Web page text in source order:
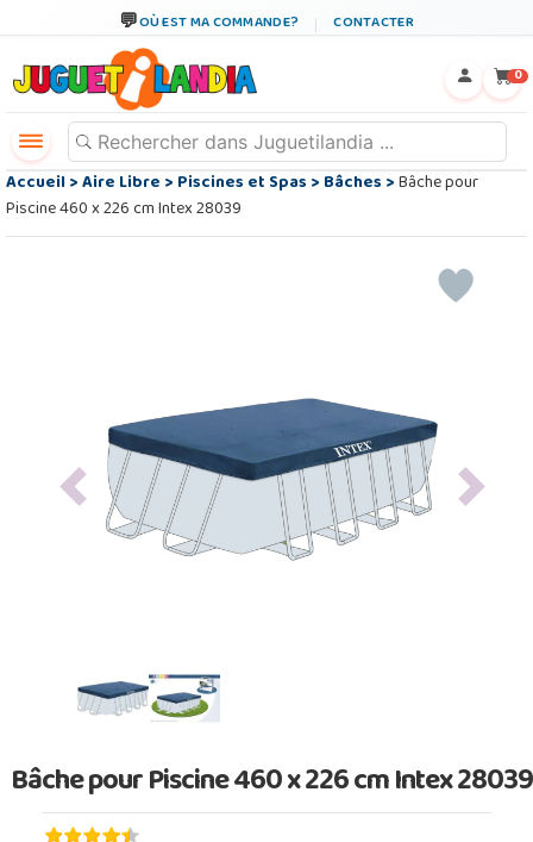
OÙ EST MA COMMANDE? CONTACTER
0
Accueil>Aire Libre>Piscines et Spas>Bâches>Bâche pour
Piscine 460 x 226 cm Intex 28039
Previous Next
Bâche pour Piscine 460 x 226 cm Intex 28039